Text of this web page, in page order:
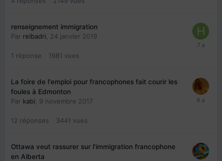
renseignement immigration
Par relbadri 24 janvier 2019
1 réponse 1981 vues
La foire de l'emploi pour francophones fait courir les
foules à Edmonton
Par kabi 9 novembre 2017
12 réponses 3441 vues
Ottawa veut rassurer sur l'immigration francophone
en Alberta